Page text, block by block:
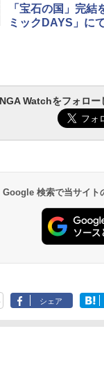
「宝石の国」完
ミックDAYS」に
Watchをフォロー
Google 検索で当サイト
シェア